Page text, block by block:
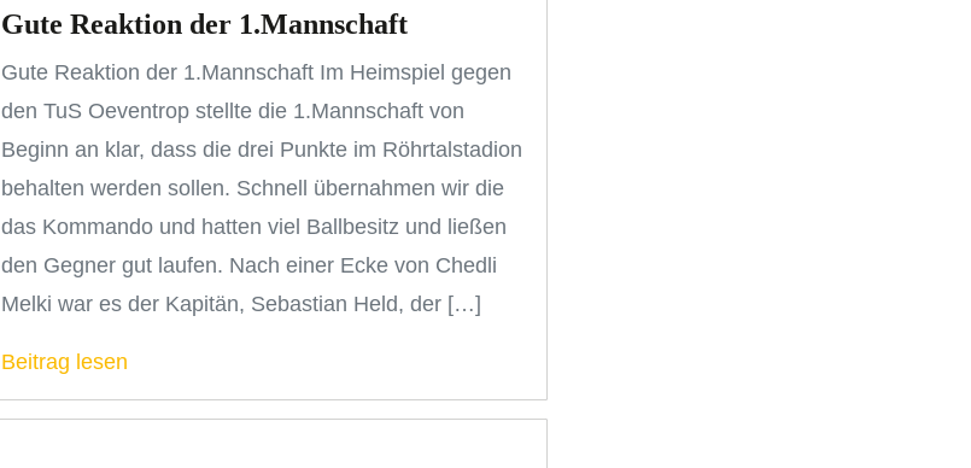
Gute Reaktion der 1.Mannschaft
Gute Reaktion der 1.Mannschaft Im Heimspiel gegen
den TuS Oeventrop stellte die 1.Mannschaft von
Beginn an klar, dass die drei Punkte im Röhrtalstadion
behalten werden sollen. Schnell übernahmen wir die
das Kommando und hatten viel Ballbesitz und ließen
den Gegner gut laufen. Nach einer Ecke von Chedli
Melki war es der Kapitän, Sebastian Held, der […]
Beitrag lesen